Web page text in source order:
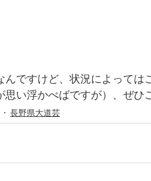
んですけど、状況によって
思い浮かべばですが）、ぜひ
長野県大道芸